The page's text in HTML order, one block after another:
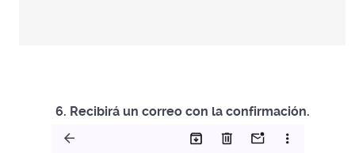
6. Recibirá un correo con la confirmación.